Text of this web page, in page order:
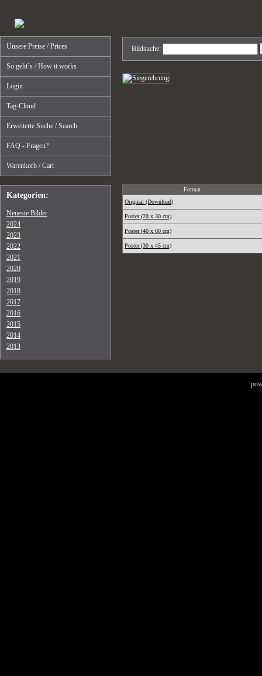
Unsere Preise / Prices
So geht`s / How it works
Login
Tag-Cloud
Erweiterte Suche / Search
FAQ - Fragen?
Warenkorb / Cart
Kategorien:
Neueste Bilder
2024
2023
2022
2021
2020
2019
2018
2017
2016
2015
2014
2013
Bildsuche:
Format
Original (Download)
Poster (20 x 30 cm)
Poster (40 x 60 cm)
Poster (30 x 45 cm)